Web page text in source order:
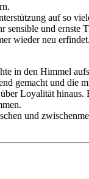
auf so
und ernste
wieder neu
in den Himmel
gemacht und die
Loyalität
und